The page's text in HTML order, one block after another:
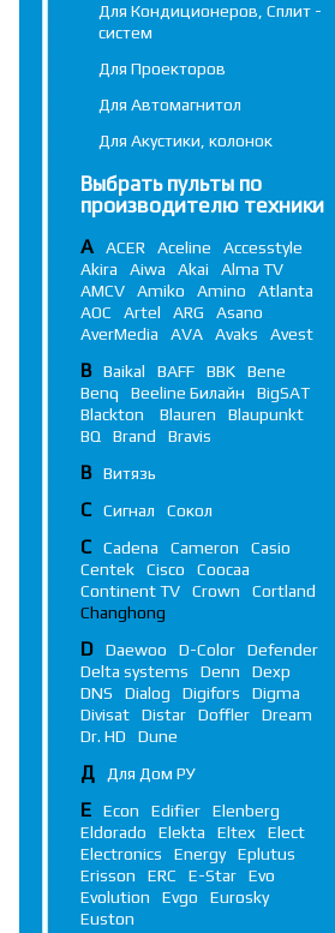
Для Кондиционеров, Сплит -
систем
Для Проекторов
Для Автомагнитол
Для Акустики, колонок
Выбрать пульты по
производителю техники
A ACER Aceline
Accesstyle
Akira
Aiwa Akai
Alma TV
AMCV
Amiko Amino
Atlanta
AOC
Artel ARG
Asano
AverMedia
AVA Avaks Avest
B Baikal BAFF BBK
Bene
Benq
Beeline Билайн
BigSAT
Blackton
Blauren
Blaupunkt
BQ
Brand Bravis
В Витязь
С Сигнал Сокол
C Cadena Cameron
Casio
Centek
Cisco
Coocaa
Continent TV
Crown
Cortland
Changhong
D Daewoo D-Color
Defender
Delta systems
Denn
Dexp
DNS
Dialog Digifors
Digma
Divisat
Distar Doffler
Dream
Dr. HD
Dune
Д Для Дом РУ
E Econ Edifier
Elenberg
Eldorado
Elekta Eltex
Elect
Electronics
Energy
Eplutus
Erisson
ERC E-Star
Evo
Evolution
Evgo
Eurosky
Euston